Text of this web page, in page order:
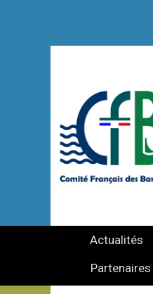
Actualités
Partenaires